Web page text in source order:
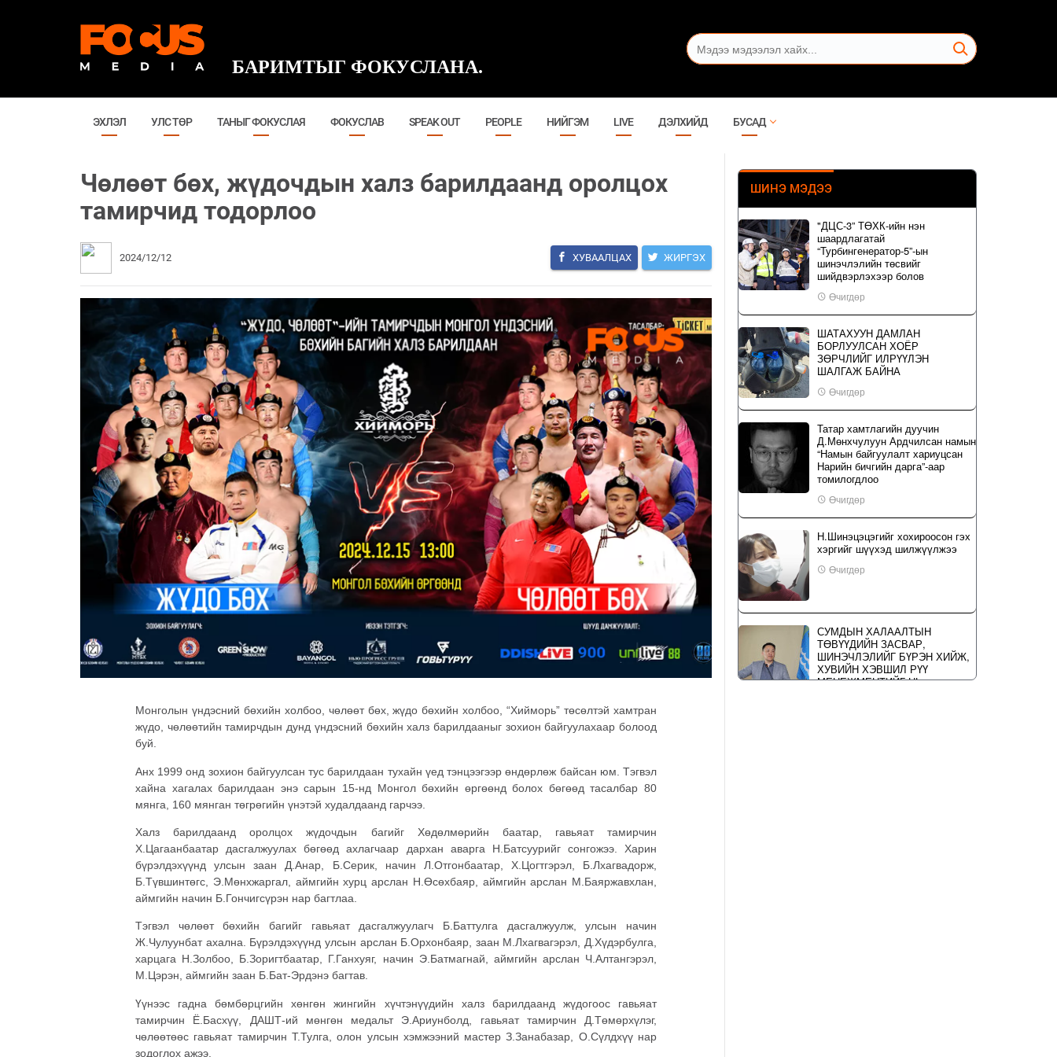
БАРИМТЫГ ФОКУСЛАНА.
ЭХЛЭЛ УЛС ТӨР ТАНЫГ ФОКУСЛАЯ ФОКУСЛАВ SPEAK OUT PEOPLE НИЙГЭМ LIVE ДЭЛХИЙД БУСАД
Чөлөөт бөх, жүдочдын халз барилдаанд оролцох
тамирчид тодорлоо
2024/12/12 ХУВААЛЦАХ ЖИРГЭХ
Монголын үндэсний бөхийн холбоо, чөлөөт бөх, жүдо бөхийн холбоо, “Хийморь” төсөлтэй хамтран
жүдо, чөлөөтийн тамирчдын дунд үндэсний бөхийн халз барилдааныг зохион байгуулахаар болоод
буй.
Анх 1999 онд зохион байгуулсан тус барилдаан тухайн үед тэнцээгээр өндөрлөж байсан юм. Тэгвэл
хайна хагалах барилдаан энэ сарын 15-нд Монгол бөхийн өргөөнд болох бөгөөд тасалбар 80
мянга, 160 мянган төгрөгийн үнэтэй худалдаанд гарчээ.
Халз барилдаанд оролцох жүдочдын багийг Хөдөлмөрийн баатар, гавьяат тамирчин
Х.Цагаанбаатар дасгалжуулах бөгөөд ахлагчаар дархан аварга Н.Батсуурийг сонгожээ. Харин
бүрэлдэхүүнд улсын заан Д.Анар, Б.Серик, начин Л.Отгонбаатар, Х.Цогтгэрэл, Б.Лхагвадорж,
Б.Түвшинтөгс, Э.Мөнхжаргал, аймгийн хурц арслан Н.Өсөхбаяр, аймгийн арслан М.Баяржавхлан,
аймгийн начин Б.Гончигсүрэн нар багтлаа.
Тэгвэл чөлөөт бөхийн багийг гавьяат дасгалжуулагч Б.Баттулга дасгалжуулж, улсын начин
Ж.Чулуунбат ахална. Бүрэлдэхүүнд улсын арслан Б.Орхонбаяр, заан М.Лхагвагэрэл, Д.Хүдэрбулга,
харцага Н.Золбоо, Б.Зоригтбаатар, Г.Ганхуяг, начин Э.Батмагнай, аймгийн арслан Ч.Алтангэрэл,
М.Цэрэн, аймгийн заан Б.Бат-Эрдэнэ багтав.
Үүнээс гадна бөмбөрцгийн хөнгөн жингийн хүчтэнүүдийн халз барилдаанд жүдогоос гавьяат
тамирчин Ё.Басхүү, ДАШТ-ий мөнгөн медальт Э.Ариунболд, гавьяат тамирчин Д.Төмөрхүлэг,
чөлөөтөөс гавьяат тамирчин Т.Тулга, олон улсын хэмжээний мастер З.Занабазар, О.Сүлдхүү нар
зодоглох ажээ.
ШИНЭ МЭДЭЭ
"ДЦС-3” ТӨХК-ийн нэн
шаардлагатай
“Турбингенератор-5”-ын
шинэчлэлийн төсвийг
шийдвэрлэхээр болов
Өчигдөр
ШАТАХУУН ДАМЛАН
БОРЛУУЛСАН ХОЁР
ЗӨРЧЛИЙГ ИЛРҮҮЛЭН
ШАЛГАЖ БАЙНА
Өчигдөр
Татар хамтлагийн дуучин
Д.Мөнхчулуун Ардчилсан намын
“Намын байгуулалт хариуцсан
Нарийн бичгийн дарга”-аар
томилогдлоо
Өчигдөр
Н.Шинэцэцэгийг хохироосон гэх
хэргийг шүүхэд шилжүүлжээ
Өчигдөр
СУМДЫН ХАЛААЛТЫН
ТӨВҮҮДИЙН ЗАСВАР,
ШИНЭЧЛЭЛИЙГ БҮРЭН ХИЙЖ,
ХУВИЙН ХЭВШИЛ РҮҮ
МЕНЕЖМЕНТИЙГ НЬ